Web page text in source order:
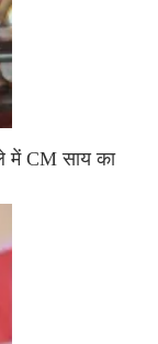
में CM साय का